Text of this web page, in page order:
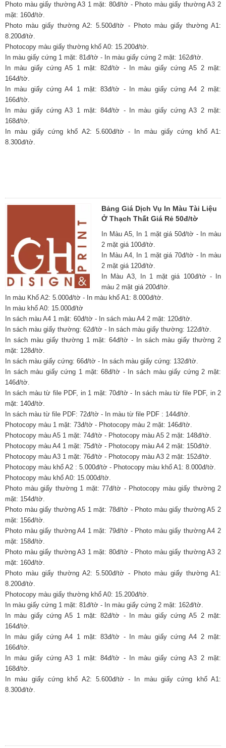
Photo màu giấy thường A3 1 mặt: 80đ/tờ - Photo màu giấy thường A3 2
mặt: 160đ/tờ.
Photo màu giấy thường A2: 5.500đ/tờ - Photo màu giấy thường A1:
8.200đ/tờ.
Photocopy màu giấy thường khổ A0: 15.200đ/tờ.
In màu giấy cứng 1 mặt: 81đ/tờ - In màu giấy cứng 2 mặt: 162đ/tờ.
In màu giấy cứng A5 1 mặt: 82đ/tờ - In màu giấy cứng A5 2 mặt:
164đ/tờ.
In màu giấy cứng A4 1 mặt: 83đ/tờ - In màu giấy cứng A4 2 mặt:
166đ/tờ.
In màu giấy cứng A3 1 mặt: 84đ/tờ - In màu giấy cứng A3 2 mặt:
168đ/tờ.
In màu giấy cứng khổ A2: 5.600đ/tờ - In màu giấy cứng khổ A1:
8.300đ/tờ.
Bảng Giá Dịch Vụ In Màu Tài Liệu
Ở Thạch Thất Giá Rẻ 50đ/tờ
In Màu A5, In 1 mặt giá 50đ/tờ - In màu
2 mặt giá 100đ/tờ.
In Màu A4, In 1 mặt giá 70đ/tờ - In màu
2 mặt giá 120đ/tờ.
In Màu A3, In 1 mặt giá 100đ/tờ - In
màu 2 mặt giá 200đ/tờ.
In màu Khổ A2: 5.000đ/tờ - In màu khổ A1: 8.000đ/tờ.
In màu khổ A0: 15.000đ/tờ
In sách màu A4 1 mặt: 60đ/tờ - In sách màu A4 2 mặt: 120đ/tờ.
In sách màu giấy thường: 62đ/tờ - In sách màu giấy thường: 122đ/tờ.
In sách màu giấy thường 1 mặt: 64đ/tờ - In sách màu giấy thường 2
mặt: 128đ/tờ.
In sách màu giấy cứng: 66đ/tờ - In sách màu giấy cứng: 132đ/tờ.
In sách màu giấy cứng 1 mặt: 68đ/tờ - In sách màu giấy cứng 2 mặt:
146đ/tờ.
In sách màu từ file PDF, in 1 mặt: 70đ/tờ - In sách màu từ file PDF, in 2
mặt: 140đ/tờ.
In sách màu từ file PDF: 72đ/tờ - In màu từ file PDF : 144đ/tờ.
Photocopy màu 1 mặt: 73đ/tờ - Photocopy màu 2 mặt: 146đ/tờ.
Photocopy màu A5 1 mặt: 74đ/tờ - Photocopy màu A5 2 mặt: 148đ/tờ.
Photocopy màu A4 1 mặt: 75đ/tờ - Photocopy màu A4 2 mặt: 150đ/tờ.
Photocopy màu A3 1 mặt: 76đ/tờ - Photocopy màu A3 2 mặt: 152đ/tờ.
Photocopy màu khổ A2 : 5.000đ/tờ - Photocopy màu khổ A1: 8.000đ/tờ.
Photocopy màu khổ A0: 15.000đ/tờ.
Photo màu giấy thường 1 mặt: 77đ/tờ - Photocopy màu giấy thường 2
mặt: 154đ/tờ.
Photo màu giấy thường A5 1 mặt: 78đ/tờ - Photo màu giấy thường A5 2
mặt: 156đ/tờ.
Photo màu giấy thường A4 1 mặt: 79đ/tờ - Photo màu giấy thường A4 2
mặt: 158đ/tờ.
Photo màu giấy thường A3 1 mặt: 80đ/tờ - Photo màu giấy thường A3 2
mặt: 160đ/tờ.
Photo màu giấy thường A2: 5.500đ/tờ - Photo màu giấy thường A1:
8.200đ/tờ.
Photocopy màu giấy thường khổ A0: 15.200đ/tờ.
In màu giấy cứng 1 mặt: 81đ/tờ - In màu giấy cứng 2 mặt: 162đ/tờ.
In màu giấy cứng A5 1 mặt: 82đ/tờ - In màu giấy cứng A5 2 mặt:
164đ/tờ.
In màu giấy cứng A4 1 mặt: 83đ/tờ - In màu giấy cứng A4 2 mặt:
166đ/tờ.
In màu giấy cứng A3 1 mặt: 84đ/tờ - In màu giấy cứng A3 2 mặt:
168đ/tờ.
In màu giấy cứng khổ A2: 5.600đ/tờ - In màu giấy cứng khổ A1:
8.300đ/tờ.